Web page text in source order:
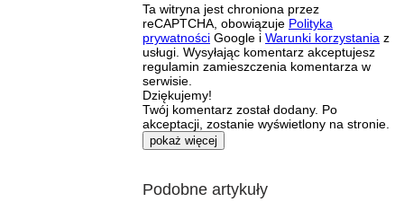
Ta witryna jest chroniona przez
reCAPTCHA, obowiązuje Polityka
prywatności Google i Warunki korzystania z
usługi. Wysyłając komentarz akceptujesz
regulamin zamieszczenia komentarza w
serwisie.
Dziękujemy!
Twój komentarz został dodany. Po
akceptacji, zostanie wyświetlony na stronie.
pokaż więcej
Podobne artykuły